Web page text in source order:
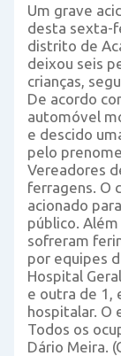
Um grave
desta sexta-
distrito de
deixou seis
crianças,
De acordo
automóvel
e descido
pelo
Vereadores
ferragens. O
acionado
público.
sofreram
por equipes
Hospital
e outra de 1,
hospitalar. O
Todos os
Dário Meira.